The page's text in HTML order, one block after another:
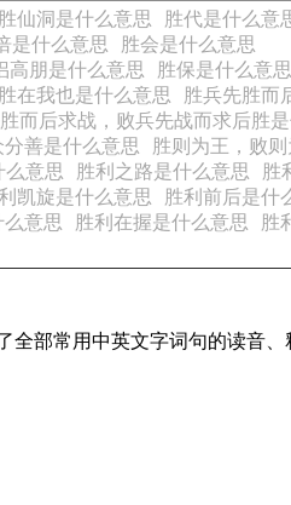
胜仙洞是什么意思 胜代是什么意
是什么意思
胜会是什么意思
高朋是什么意思 胜保是什么意思
在我也是什么意思
胜兵先胜而
而后求战，败兵先战而求后胜
分善是什么意思
胜则为王，败
么意思 胜利之路是什么意思
胜
凯旋是什么意思 胜利前后是什
意思 胜利在握是什么意思
胜
全部常用中英文字词句的读音